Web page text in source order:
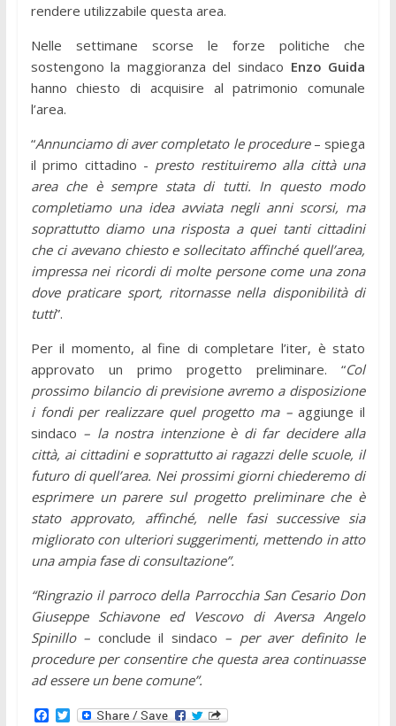
rendere utilizzabile questa area.
Nelle settimane scorse le forze politiche che
sostengono la maggioranza del sindaco Enzo Guida
hanno chiesto di acquisire al patrimonio comunale
l’area.
“Annunciamo di aver completato le procedure– spiega
il primo cittadino - presto restituiremo alla città una
area che è sempre stata di tutti. In questo modo
completiamo una idea avviata negli anni scorsi, ma
soprattutto diamo una risposta a quei tanti cittadini
che ci avevano chiesto e sollecitato affinché quell’area,
impressa nei ricordi di molte persone come una zona
dove praticare sport, ritornasse nella disponibilità di
tutti”.
Per il momento, al fine di completare l’iter, è stato
approvato un primo progetto preliminare. “Col
prossimo bilancio di previsione avremo a disposizione
i fondi per realizzare quel progetto ma –aggiunge il
sindaco – la nostra intenzione è di far decidere alla
città, ai cittadini e soprattutto ai ragazzi delle scuole, il
futuro di quell’area. Nei prossimi giorni chiederemo di
esprimere un parere sul progetto preliminare che è
stato approvato, affinché, nelle fasi successive sia
migliorato con ulteriori suggerimenti, mettendo in atto
una ampia fase di consultazione”.
“Ringrazio il parroco della Parrocchia San Cesario Don
Giuseppe Schiavone ed Vescovo di Aversa Angelo
Spinillo – conclude il sindaco – per aver definito le
procedure per consentire che questa area continuasse
ad essere un bene comune”.
F T